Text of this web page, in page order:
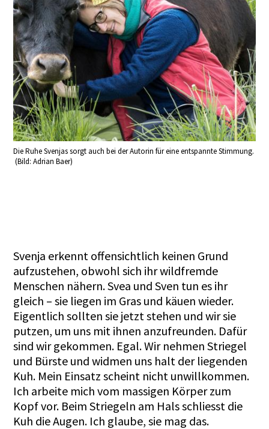
Die Ruhe Svenjas sorgt auch bei der Autorin für eine entspannte Stimmung.
(Bild: Adrian Baer)
Svenja erkennt offensichtlich keinen Grund
aufzustehen, obwohl sich ihr wildfremde
Menschen nähern. Svea und Sven tun es ihr
gleich – sie liegen im Gras und käuen wieder.
Eigentlich sollten sie jetzt stehen und wir sie
putzen, um uns mit ihnen anzufreunden. Dafür
sind wir gekommen. Egal. Wir nehmen Striegel
und Bürste und widmen uns halt der liegenden
Kuh. Mein Einsatz scheint nicht unwillkommen.
Ich arbeite mich vom massigen Körper zum
Kopf vor. Beim Striegeln am Hals schliesst die
Kuh die Augen. Ich glaube, sie mag das.